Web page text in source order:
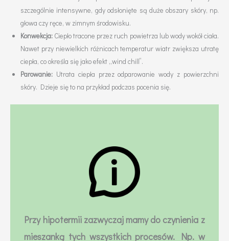
szczególnie intensywne, gdy odsłonięte są duże obszary skóry, np.
głowa czy ręce, w zimnym środowisku.
Konwekcja: Ciepło tracone przez ruch powietrza lub wody wokół ciała.
Nawet przy niewielkich różnicach temperatur wiatr zwiększa utratę
ciepła, co określa się jako efekt „wind chill”.
Parowanie: Utrata ciepła przez odparowanie wody z powierzchni
skóry. Dzieje się to na przykład podczas pocenia się.
Przy hipotermii zazwyczaj mamy do czynienia z
mieszanką tych wszystkich procesów. Np. w